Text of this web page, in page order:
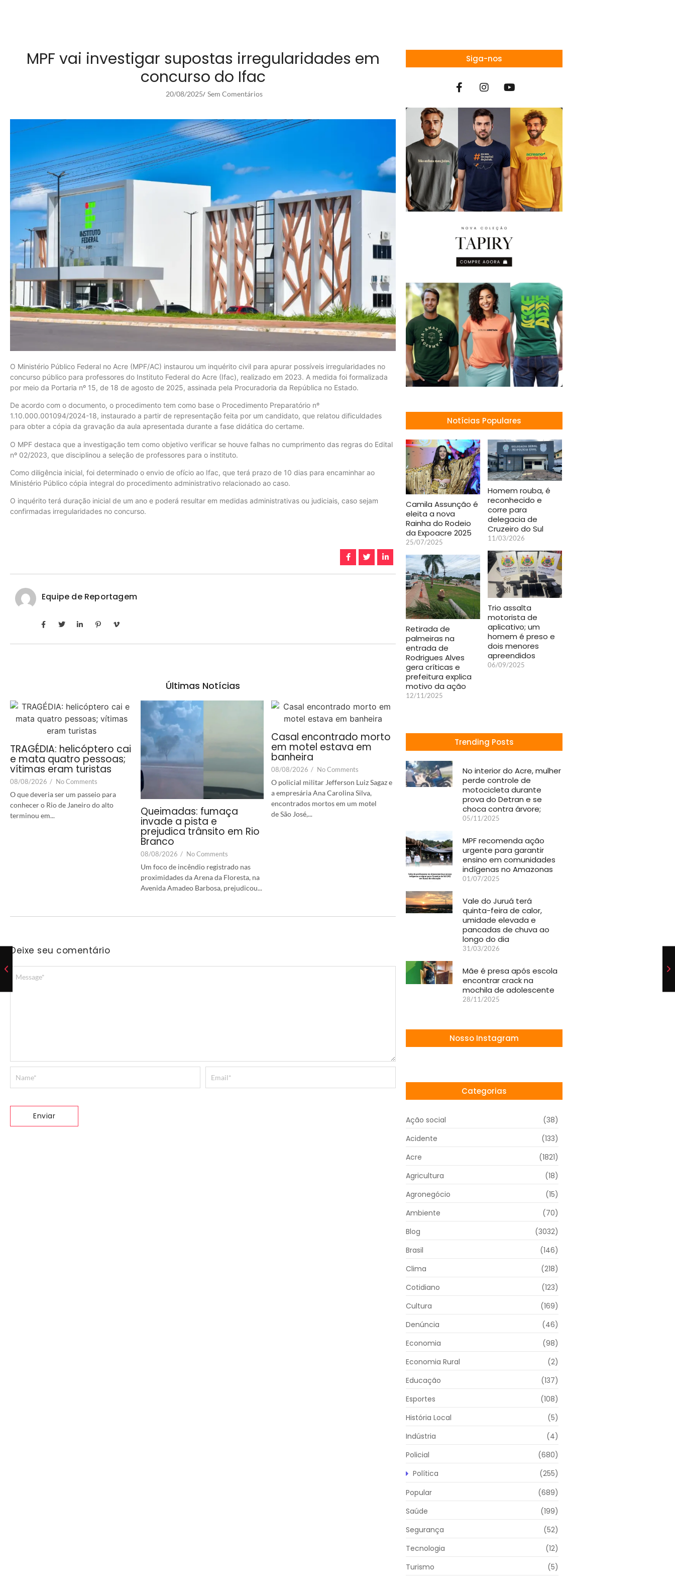
MPF vai investigar supostas irregularidades em
concurso do Ifac
20/08/2025/ Sem Comentários
O Ministério Público Federal no Acre (MPF/AC) instaurou um inquérito civil para apurar possíveis irregularidades no
concurso público para professores do Instituto Federal do Acre (Ifac), realizado em 2023. A medida foi formalizada
por meio da Portaria nº 15, de 18 de agosto de 2025, assinada pela Procuradoria da República no Estado.
De acordo com o documento, o procedimento tem como base o Procedimento Preparatório nº
1.10.000.001094/2024-18, instaurado a partir de representação feita por um candidato, que relatou dificuldades
para obter a cópia da gravação da aula apresentada durante a fase didática do certame.
O MPF destaca que a investigação tem como objetivo verificar se houve falhas no cumprimento das regras do Edital
nº 02/2023, que disciplinou a seleção de professores para o instituto.
Como diligência inicial, foi determinado o envio de ofício ao Ifac, que terá prazo de 10 dias para encaminhar ao
Ministério Público cópia integral do procedimento administrativo relacionado ao caso.
O inquérito terá duração inicial de um ano e poderá resultar em medidas administrativas ou judiciais, caso sejam
confirmadas irregularidades no concurso.
Equipe de Reportagem
Últimas Notícias
TRAGÉDIA: helicóptero cai
e mata quatro pessoas;
vítimas eram turistas
08/08/2026 / No Comments
O que deveria ser um passeio para
conhecer o Rio de Janeiro do alto
terminou em...
Queimadas: fumaça
invade a pista e
prejudica trânsito em Rio
Branco
08/08/2026 / No Comments
Um foco de incêndio registrado nas
proximidades da Arena da Floresta, na
Avenida Amadeo Barbosa, prejudicou...
Casal encontrado morto
em motel estava em
banheira
08/08/2026 / No Comments
O policial militar Jefferson Luiz Sagaz e
a empresária Ana Carolina Silva,
encontrados mortos em um motel
de São José,...
Deixe seu comentário
Siga-nos
Notícias Populares
Camila Assunção é
eleita a nova
Rainha do Rodeio
da Expoacre 2025
25/07/2025
Homem rouba, é
reconhecido e
corre para
delegacia de
Cruzeiro do Sul
11/03/2026
Trio assalta
motorista de
aplicativo; um
homem é preso e
dois menores
apreendidos
06/09/2025
Retirada de
palmeiras na
entrada de
Rodrigues Alves
gera críticas e
prefeitura explica
motivo da ação
12/11/2025
Trending Posts
No interior do Acre, mulher
perde controle de
motocicleta durante
prova do Detran e se
choca contra árvore;
05/11/2025
MPF recomenda ação
urgente para garantir
ensino em comunidades
indígenas no Amazonas
01/07/2025
Vale do Juruá terá
quinta-feira de calor,
umidade elevada e
pancadas de chuva ao
longo do dia
31/03/2026
Mãe é presa após escola
encontrar crack na
mochila de adolescente
28/11/2025
Nosso Instagram
Categorias
Ação social
(38)
Acidente
(133)
Acre
(1821)
Agricultura
(18)
Agronegócio
(15)
Ambiente
(70)
Blog
(3032)
Brasil
(146)
Clima
(218)
Cotidiano
(123)
Cultura
(169)
Denúncia
(46)
Economia
(98)
Economia Rural
(2)
Educação
(137)
Esportes
(108)
História Local
(5)
Indústria
(4)
Policial
(680)
Política
(255)
Popular
(689)
Saúde
(199)
Segurança
(52)
Tecnologia
(12)
Turismo
(5)